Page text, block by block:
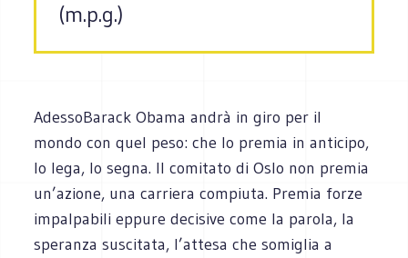
(m.p.g.)
AdessoBarack Obama andrà in giro per il
mondo con quel peso: che lo premia in anticipo,
lo lega, lo segna. Il comitato di Oslo non premia
un’azione, una carriera compiuta. Premia forze
impalpabili eppure decisive come la parola, la
speranza suscitata, l’attesa che somiglia a